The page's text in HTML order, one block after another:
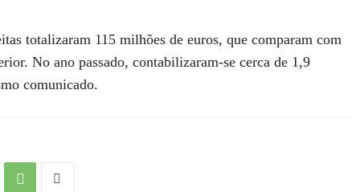
totalizaram 115 milhões de euros, que comparam com
No ano passado, contabilizaram-se cerca de 1,9
comunicado.